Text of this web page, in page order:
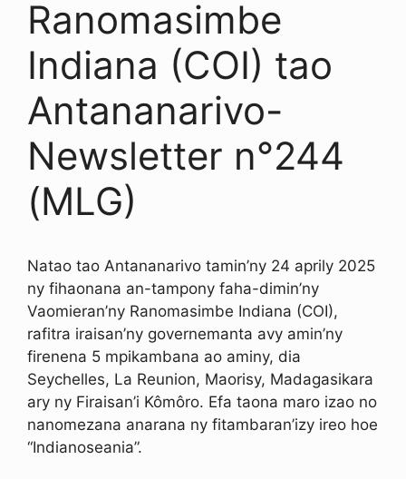
Ranomasimbe
Indiana (COI) tao
Antananarivo-
Newsletter n°244
(MLG)
Natao tao Antananarivo tamin’ny 24 aprily 2025
ny fihaonana an-tampony faha-dimin’ny
Vaomieran’ny Ranomasimbe Indiana (COI),
rafitra iraisan’ny governemanta avy amin’ny
firenena 5 mpikambana ao aminy, dia
Seychelles, La Reunion, Maorisy, Madagasikara
ary ny Firaisan’i Kômôro. Efa taona maro izao no
nanomezana anarana ny fitambaran’izy ireo hoe
“Indianoseania”.